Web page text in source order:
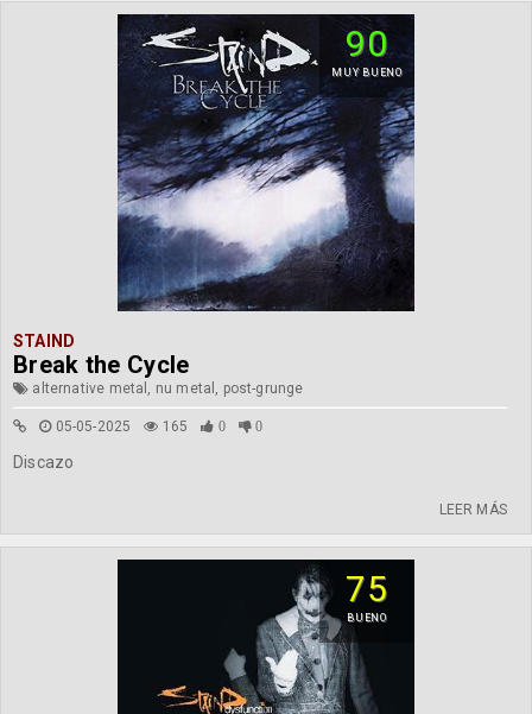
90
MUY BUENO
STAIND
Break the Cycle
alternative metal, nu metal, post-grunge
05-05-2025 165 0 0
Discazo
LEER MÁS
75
BUENO